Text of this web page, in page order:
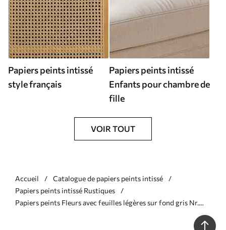
Papiers peints intissé
style français
Papiers peints intissé
Enfants pour chambre de
fille
VOIR TOUT
Accueil
Catalogue de papiers peints intissé
Papiers peints intissé Rustiques
Papiers peints Fleurs avec feuilles légères sur fond gris Nr.